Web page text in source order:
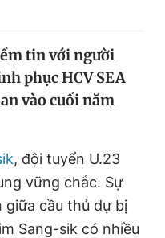
24h
360
tin với người
phục HCV SEA
vào cuối năm
, đội tuyển U.23
vững chắc. Sự
giữa cầu thủ dự bị
Sang-sik có nhiều